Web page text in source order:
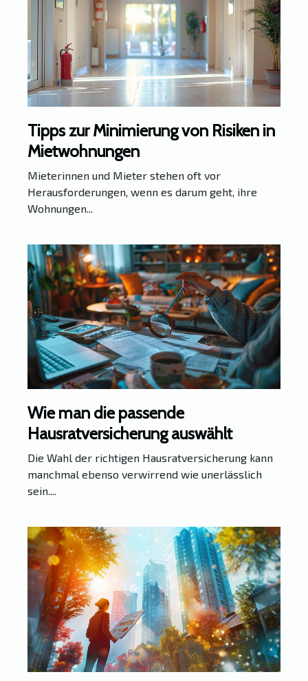
Tipps zur Minimierung von Risiken in
Mietwohnungen
Mieterinnen und Mieter stehen oft vor
Herausforderungen, wenn es darum geht, ihre
Wohnungen...
Wie man die passende
Hausratversicherung auswählt
Die Wahl der richtigen Hausratversicherung kann
manchmal ebenso verwirrend wie unerlässlich
sein....